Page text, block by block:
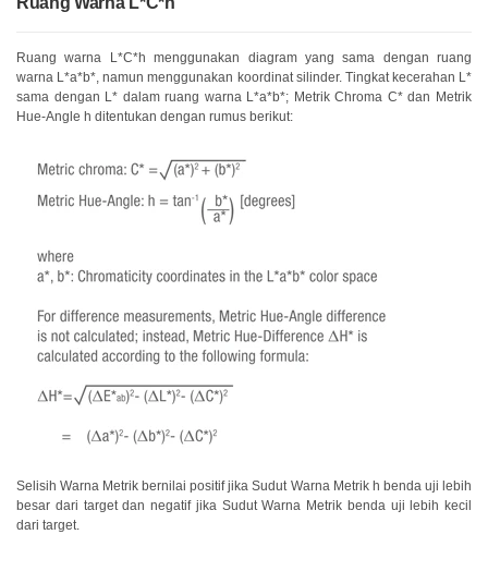
Ruang warna L*C*h menggunakan diagram yang sama dengan ruang
warna L*a*b*, namun menggunakan koordinat silinder. Tingkat kecerahan L*
sama dengan L* dalam ruang warna L*a*b*; Metrik Chroma C* dan Metrik
Hue-Angle h ditentukan dengan rumus berikut:
Selisih Warna Metrik bernilai positif jika Sudut Warna Metrik h benda uji lebih
besar dari target dan negatif jika Sudut Warna Metrik benda uji lebih kecil
dari target.